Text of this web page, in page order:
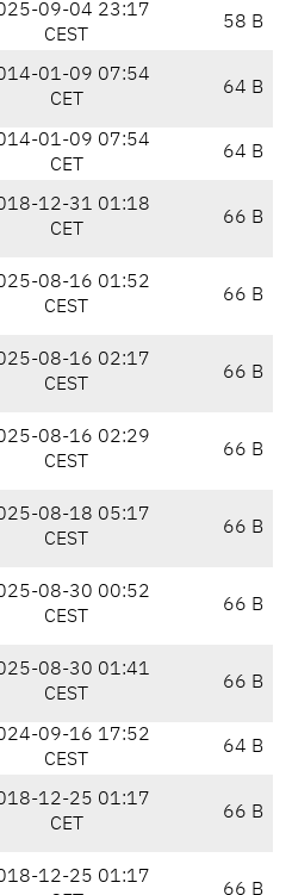
09-04 23:17
CEST
58 B
01-09 07:54
CET
64 B
01-09 07:54
CET
64 B
12-31 01:18
CET
66 B
08-16 01:52
CEST
66 B
08-16 02:17
CEST
66 B
08-16 02:29
CEST
66 B
08-18 05:17
CEST
66 B
08-30 00:52
CEST
66 B
08-30 01:41
CEST
66 B
09-16 17:52
CEST
64 B
12-25 01:17
CET
66 B
12-25 01:17
66 B